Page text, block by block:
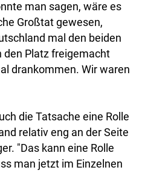
man sagen, wäre es
Großtat gewesen,
mal den beiden
den Platz freigemacht
drankommen. Wir waren
die Tatsache eine Rolle
relativ eng an der Seite
"Das kann eine Rolle
man jetzt im Einzelnen